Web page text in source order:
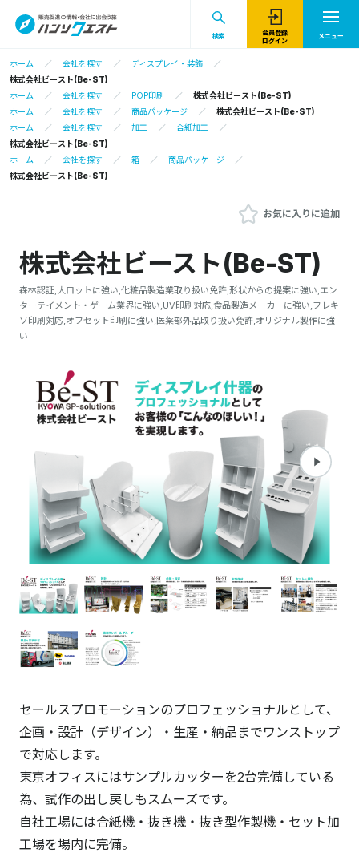
検索
会員登録
ログイン
メニュー
ホーム 会社を探す
ディスプレイ・装飾
株式会社ビースト(Be-ST)
ホーム
会社を探す POP印刷
株式会社ビースト(Be-ST)
ホーム
会社を探す 商品パッケージ
株式会社ビースト(Be-ST)
ホーム
会社を探す 加工
合紙加工
株式会社ビースト(Be-ST)
ホーム
会社を探す 箱
商品パッケージ
株式会社ビースト(Be-ST)
お気に入りに追加
株式会社ビースト(Be-ST)
森林認証,大ロットに強い,化粧品製造業取り扱い免許,形状からの提案に強い,エン
ターテイメント・ゲーム業界に強い,UV印刷対応,食品製造メーカーに強い,フレキ
ソ印刷対応,オフセット印刷に強い,医薬部外品取り扱い免許,オリジナル製作に強
い
セールスプロモーションのプロフェッショナルとして、
企画・設計（デザイン）・生産・納品までワンストップ
で対応します。
東京オフィスにはサンプルカッターを2台完備している
為、試作の出し戻しもスムーズです。
自社工場には合紙機・抜き機・抜き型作製機・セット加
工場を場内に完備。